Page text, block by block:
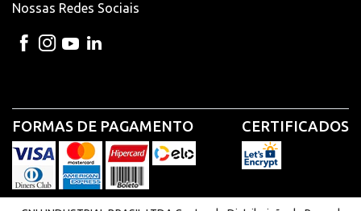
Nossas Redes Sociais
FORMAS DE PAGAMENTO CERTIFICADOS